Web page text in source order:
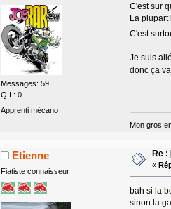
Messages: 59
Q.I.: 0
Apprenti mécano
C'est sur
La plupart
C'est
Je suis
donc ça
Mon gros
Etienne
Fiatiste connaisseur
Re
«
bah si la
sinon la